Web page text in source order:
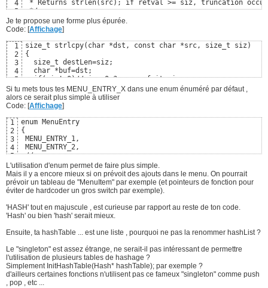
4
5
6
7
9
10
11
12
13
14
15
16
18
19
20
21
22
23
24
25
26
27
28
29
30
* Returns strlen(src); if retval >= siz, truncation
*/
size_t strlcpy(char *dst, const char *src, size_t siz)
{
        const char *s = src;
        size_t n = siz;
        /* Copy as many bytes as will fit */
        if (n != 0 && --n != 0) {
                do {
                        if ((*d++ = *s++) == 0)
                                break;
                } while (--n != 0);
        }
/* Not enough room in dst, add NUL and traverse
        if (n == 0) {
                if (siz != 0)
*d = '\0';                /* NUL-
                while (*s++)
                        ;
        }
return(s - src - 1);        /* count does not
}
Je te propose une forme plus épurée.
Code: [Affichage]
1
2
3
4
5
6
7
8
10
11
12
13
14
15
16
17
18
20
21
size_t strlcpy(char *dst, const char *src, size_t siz)
{
  size_t destLen=siz;
  char *buf=dst;
  if(siz!=0)//siz==0 ? on ne fait rien
  {
while(*src!='\0' && --siz > 0)//for(;*src!='\0' &&
    {
      dst++;
    }
    *dst = '\0';
    destLen=destLen-siz;
    //-1 à cause de la troncature.
    if(siz==0)destLen--;
  }
  return destLen;
}
Si tu mets tous tes MENU_ENTRY_X dans une enum énuméré par défaut ,
alors ce serait plus simple à utiliser
Code: [Affichage]
1
2
3
4
5
6
7
8
9
enum MenuEntry
{
MENU_ENTRY_1,
MENU_ENTRY_2,
//...
MENU_ENTRY_NB
};
//MENU_ENTRY_NB correspondra au nombre de
L'utilisation d'enum permet de faire plus simple.
Mais il y a encore mieux si on prévoit des ajouts dans le menu. On pourrait
prévoir un tableau de "MenuItem" par exemple (et pointeurs de fonction pour
éviter de hardcoder un gros switch par exemple).
'HASH' tout en majuscule , est curieuse par rapport au reste de ton code.
'Hash' ou bien 'hash' serait mieux.
Ensuite, ta hashTable ... est une liste , pourquoi ne pas la renommer hashList ?
Le "singleton" est assez étrange, ne serait-il pas intéressant de permettre
l'utilisation de plusieurs tables de hashage ?
Simplement InitHashTable(Hash* hashTable); par exemple ?
d'ailleurs certaines fonctions n'utilisent pas ce fameux "singleton" comme push
, pop , etc ...